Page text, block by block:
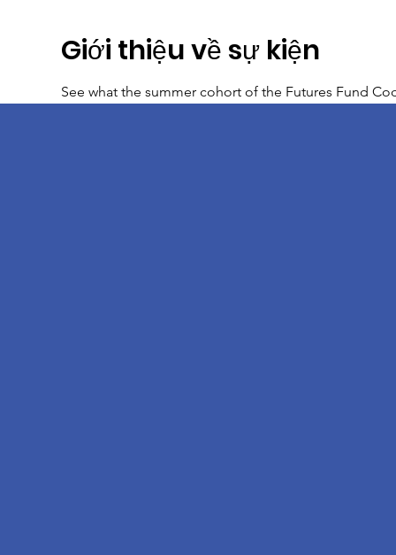
Giới thiệu về sự kiện
See what the summer cohort of the Futures Fund